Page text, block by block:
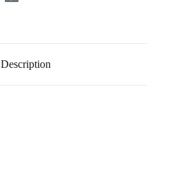
Description